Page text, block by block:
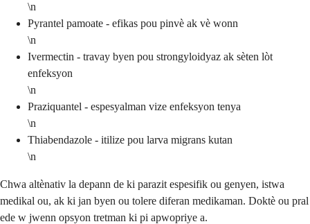
\n
Pyrantel pamoate - efikas pou pinvè ak vè wonn
\n
Ivermectin - travay byen pou strongyloidyaz ak sèten lòt
enfeksyon
\n
Praziquantel - espesyalman vize enfeksyon tenya
\n
Thiabendazole - itilize pou larva migrans kutan
\n
Chwa altènativ la depann de ki parazit espesifik ou genyen, istwa
medikal ou, ak ki jan byen ou tolere diferan medikaman. Doktè ou pral
ede w jwenn opsyon tretman ki pi apwopriye a.